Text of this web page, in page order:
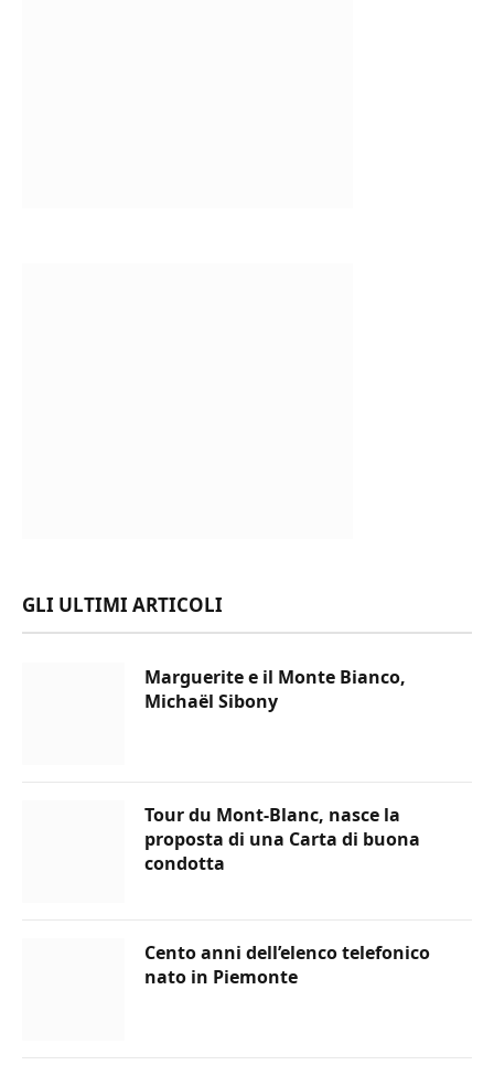
GLI ULTIMI ARTICOLI
Marguerite e il Monte Bianco,
Michaël Sibony
Tour du Mont-Blanc, nasce la
proposta di una Carta di buona
condotta
Cento anni dell’elenco telefonico
nato in Piemonte